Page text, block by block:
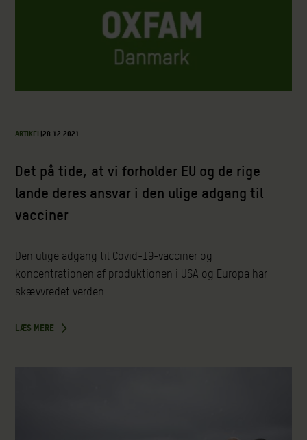
ARTIKEL|28.12.2021
Det på tide, at vi forholder EU og de rige
lande deres ansvar i den ulige adgang til
vacciner
Den ulige adgang til Covid-19-vacciner og
koncentrationen af produktionen i USA og Europa har
skævvredet verden.
LÆS MERE